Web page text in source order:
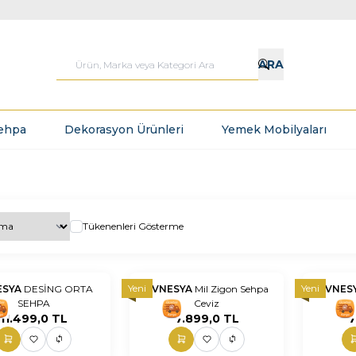
ARA
Dekorasyon Ürünleri Yemek Mobilyaları
Tükenenleri Gösterme
nn
DESİNG ORTA
SEHPA
11.499,0TL
Yeni
nn
EVNESYA Mil Zigon Sehpa
Ceviz
7.899,0TL
Yeni